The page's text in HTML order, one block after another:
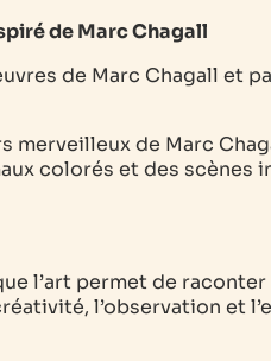
de Marc Chagall
de Marc Chagall et
merveilleux de Marc
colorés et des scènes
l’art permet de
l’observation et